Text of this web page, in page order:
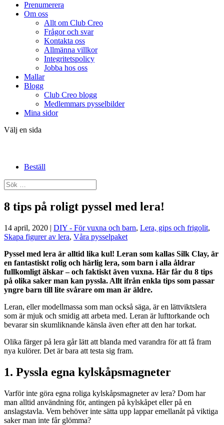
Prenumerera
Om oss
Allt om Club Creo
Frågor och svar
Kontakta oss
Allmänna villkor
Integritetspolicy
Jobba hos oss
Mallar
Blogg
Club Creo blogg
Medlemmars pysselbilder
Mina sidor
Välj en sida
Beställ
8 tips på roligt pyssel med lera!
14 april, 2020 | DIY - För vuxna och barn, Lera, gips och frigolit,
Skapa figurer av lera, Våra pysselpaket
Pyssel med lera är alltid lika kul! Leran som kallas Silk Clay, är
en fantastiskt rolig och härlig lera, som barn i alla åldrar
fullkomligt älskar – och faktiskt även vuxna. Här får du 8 tips
på olika saker man kan pyssla. Allt ifrån enkla tips som passar
yngre barn till lite svårare om man är äldre.
Leran, eller modellmassa som man också säga, är en lättviktslera
som är mjuk och smidig att arbeta med. Leran är lufttorkande och
bevarar sin skumliknande känsla även efter att den har torkat.
Olika färger på lera går lätt att blanda med varandra för att få fram
nya kulörer. Det är bara att testa sig fram.
1. Pyssla egna kylskåpsmagneter
Varför inte göra egna roliga kylskåpsmagneter av lera? Dom har
man alltid användning för, antingen på kylskåpet eller på en
anslagstavla. Vem behöver inte sätta upp lappar emellanåt på viktiga
saker man inte får glömma?